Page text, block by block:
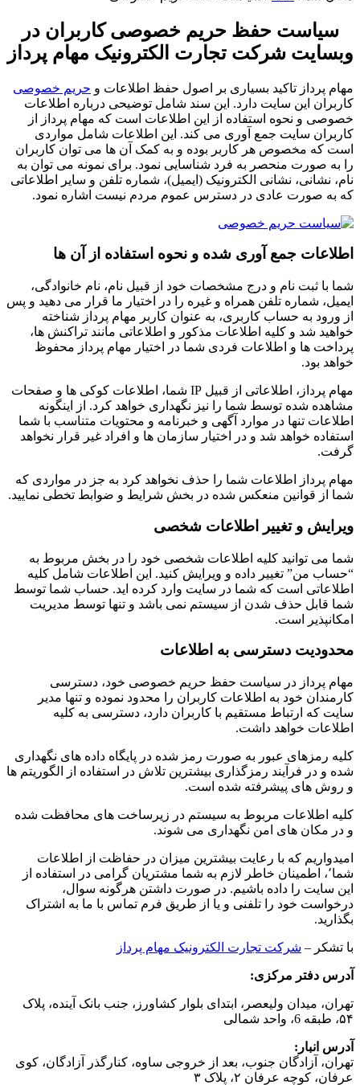
سیاست حفظ حریم خصوصی کاربران در
وبسایت شرکت تجارت الکترونیک مهام پرداز
مهام پرداز تاکید بسیاری بر اصول حفظ اطلاعات و حریم خصوصی
کاربران این سایت دارد. این سند شامل توضیحی درباره اطلاعات
خصوصی و نحوه استفاده از این اطلاعات است که مهام پرداز از
کاربران سایت جمع آوری می کند. این اطلاعات شامل مواردی
است که مخصوص هر کاربر بوده و به کمک آن ها می توان کاربران
را به صورت منحصر به فرد شناسایی نمود. برای نمونه می توان به
نام، نشانی، نشانی الکترونیک (ایمیل)، شماره تلفن و سایر اطلاعاتی
که به صورت عادی در دسترس عموم مردم نیست اشاره نمود.
اطلاعات جمع آوری شده و نحوه استفاده از آن ها
شما با ثبت نام و درج مشخصات خود از قبیل نام، نام خانوادگی،
ایمیل، شماره تلفن همراه و غیره را در اختیار ما قرار می دهید و پس
از ورود به حساب کاربری، به عنوان کاربر مهام پرداز شناخته
خواهید شد و کلیه اطلاعات مذکور و اطلاعاتی مانند تراکنش ها،
پرداخت ها و اطلاعات فردی شما در اختیار مهام پرداز محفوظ
خواهد بود.
مهام پرداز، اطلاعاتی از قبیل IP شما، اطلاعات کوکی ها و صفحات
مشاهده شده توسط شما را نیز نگهداری خواهد کرد. از اینگونه
اطلاعات تنها در موارد آگهی و خبرنامه و محتویات متناسب با شما
استفاده خواهد شد و در اختیار سازمان ها و افراد غیر قرار نخواهد
گرفت.
مهام پرداز اطلاعات شما را حذف نخواهد کرد به جز در مواردی که
شما از قوانین منعکس شده در بخش شرایط و ضوابط تخطی نمایید.
ویرایش و تغییر اطلاعات شخصی
شما می توانید کلیه اطلاعات شخصی خود را در بخش مربوط به
“حساب من” تغییر داده و ویرایش کنید. این اطلاعات شامل کلیه
اطلاعاتی است که شما در سایت وارد کرده اید. حساب شما توسط
شما قابل حذف شدن از سیستم نمی باشد و تنها توسط مدیریت
امکانپذیر است.
محدودیت دسترسی به اطلاعات
مهام پرداز در سیاست حفظ حریم خصوصی خود، دسترسی
کارمندان خود به اطلاعات کاربران را محدود نموده و تنها مدیر
سایت که ارتباط مستقیم با کاربران دارد، دسترسی به کلیه
اطلاعات خواهد داشت.
کلیه رمزهای عبور به صورت رمز شده در پایگاه داده های نگهداری
شده و در فرآیند رمزگذاری بیشترین تلاش در استفاده از الگوریتم ها
و روش های پیشرفته شده است.
کلیه اطلاعات مربوط به سیستم در زیرساخت های محافظت شده
و در مکان های امن نگهداری می شوند.
امیدواریم که با رعایت بیشترین میزان در حفاظت از اطلاعات
شما٬، اطمینان خاطر لازم به شما مشتریان گرامی در استفاده از
این سایت را داده باشیم. در صورت داشتن هرگونه سوال،
درخواست خود را تلفنی و یا از طریق فرم تماس با ما به اشتراک
بگذارید.
با تشکر – شرکت تجارت الکترونیک مهام پرداز
آدرس دفتر مركزی:
تهران، میدان ولیعصر، ابتدای بلوار کشاورز، جنب بانک آینده، پلاک
۵۴، طبقه 6، واحد شمالی
آدرس انبار:
تهران، آزادگان جنوب، بعد از خروجی ساوه، کنارگذر آزادگان، کوی
عرفان، کوچه عرفان ۲، پلاک ۳